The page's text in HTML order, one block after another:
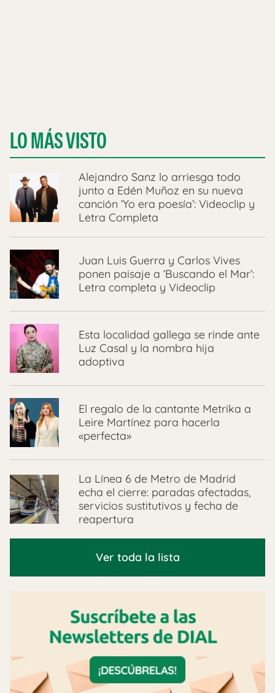
LO MÁS VISTO
Alejandro Sanz lo arriesga todo
junto a Edén Muñoz en su nueva
canción ‘Yo era poesía’: Videoclip y
Letra Completa
Juan Luis Guerra y Carlos Vives
ponen paisaje a ‘Buscando el Mar’:
Letra completa y Videoclip
Esta localidad gallega se rinde ante
Luz Casal y la nombra hija
adoptiva
El regalo de la cantante Metrika a
Leire Martínez para hacerla
«perfecta»
La Línea 6 de Metro de Madrid
echa el cierre: paradas afectadas,
servicios sustitutivos y fecha de
reapertura
Ver toda la lista